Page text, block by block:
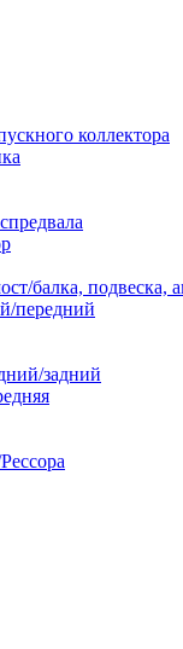
коллектора
балка, подвеска,
передний
задний